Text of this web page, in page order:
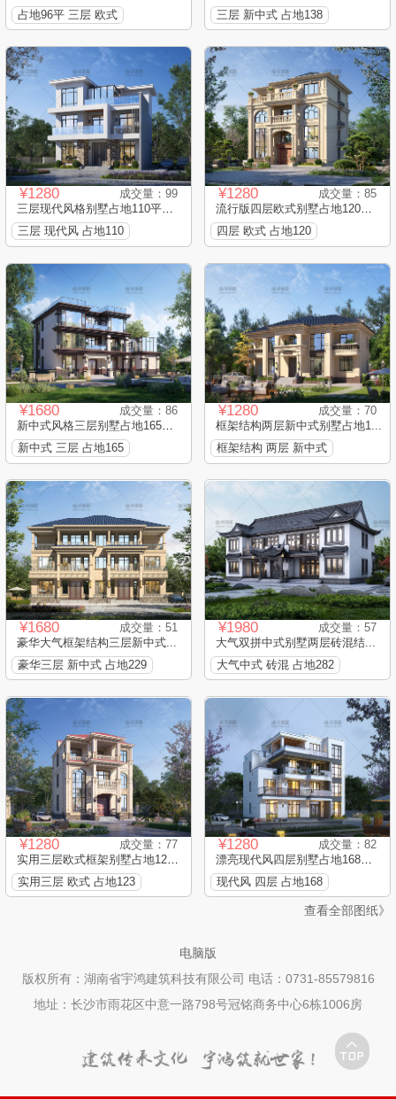
占地96平 三层 欧式
三层 新中式 占地138
¥1280
成交量：99
三层现代风格别墅占地110平框...
三层 现代风 占地110
¥1280
成交量：85
流行版四层欧式别墅占地120平...
四层 欧式 占地120
¥1680
成交量：86
新中式风格三层别墅占地165平...
新中式 三层 占地165
¥1280
成交量：70
框架结构两层新中式别墅占地1...
框架结构 两层 新中式
¥1680
成交量：51
豪华大气框架结构三层新中式...
豪华三层 新中式 占地229
¥1980
成交量：57
大气双拼中式别墅两层砖混结...
大气中式 砖混 占地282
¥1280
成交量：77
实用三层欧式框架别墅占地123...
实用三层 欧式 占地123
¥1280
成交量：82
漂亮现代风四层别墅占地168平...
现代风 四层 占地168
查看全部图纸》
电脑版
版权所有：湖南省宇鸿建筑科技有限公司 电话：0731-85579816
地址：长沙市雨花区中意一路798号冠铭商务中心6栋1006房